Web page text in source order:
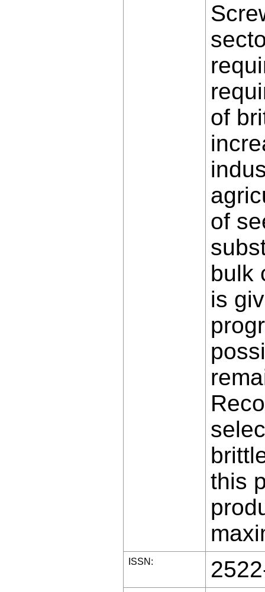
of
of
bulk
is
this
ISSN: